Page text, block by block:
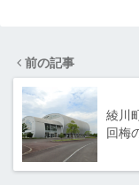
前の記事
綾川
回梅